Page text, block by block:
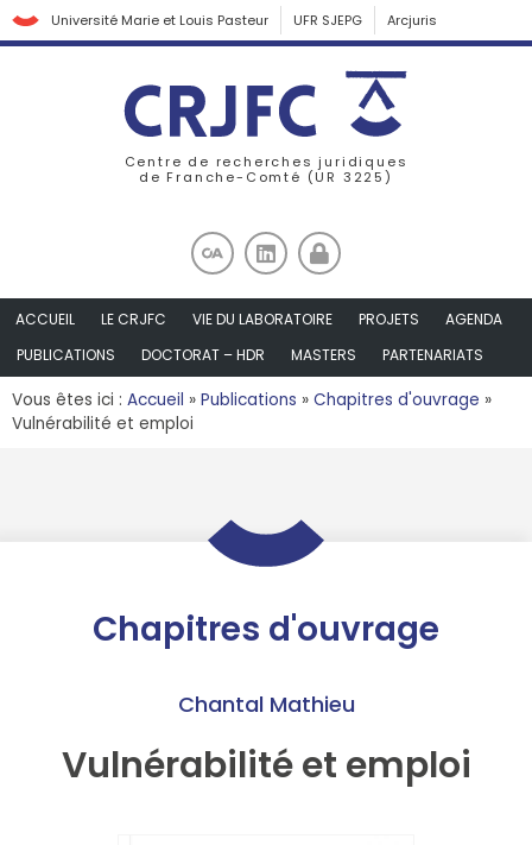
Université Marie et Louis Pasteur UFR SJEPG Arcjuris
Centre de recherches juridiques
de Franche-Comté (UR 3225)
ACCUEIL LE CRJFC VIE DU LABORATOIRE PROJETS
AGENDA
PUBLICATIONS
DOCTORAT – HDR MASTERS PARTENARIATS
Vous êtes ici : Accueil » Publications » Chapitres d'ouvrage »
Vulnérabilité et emploi
Chapitres d'ouvrage
Chantal Mathieu
Vulnérabilité et emploi